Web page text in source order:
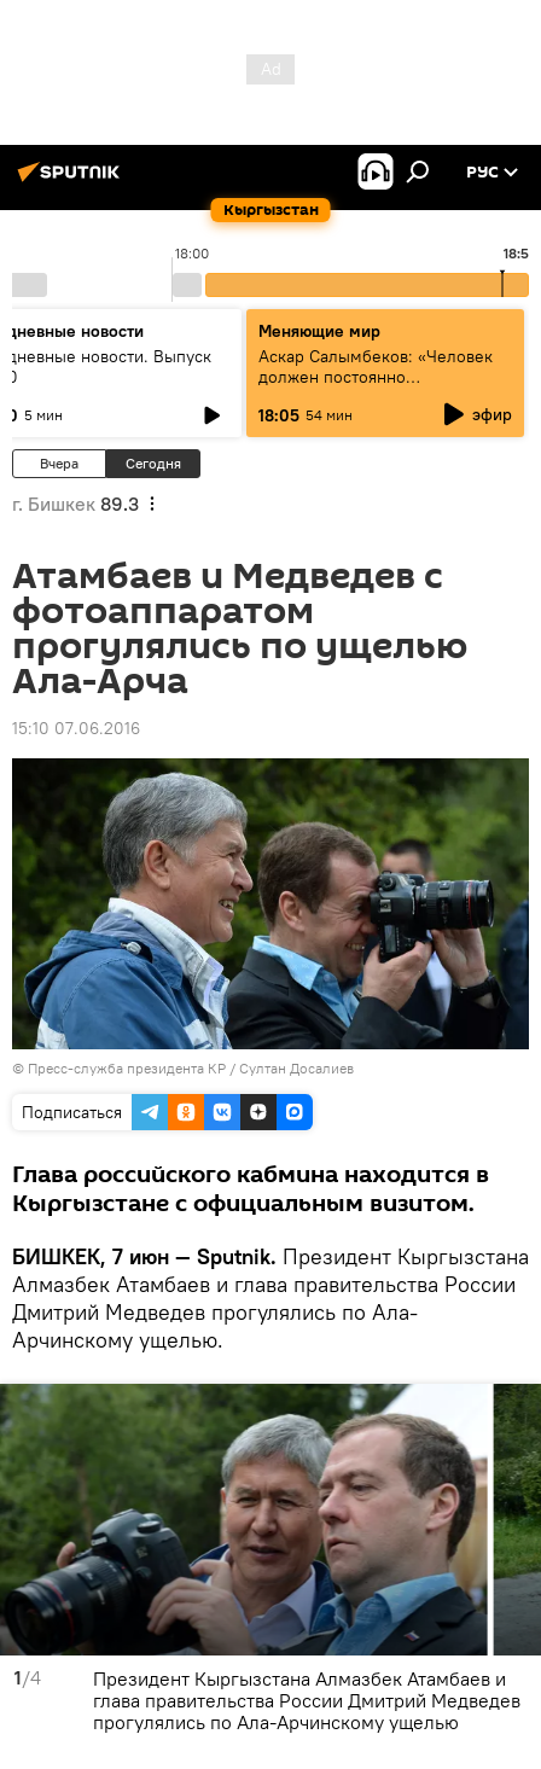
Кыргызстан
РУС
18:00 18:54
новости
новости. Выпуск
5 мин
Меняющие мир
Аскар Салымбеков: «Человек
должен постоянно
18:05 54 мин эфир
Вчера Сегодня
г. Бишкек 89.3
Атамбаев и Медведев с
фотоаппаратом
прогулялись по ущелью
Ала-Арча
15:10 07.06.2016
© Пресс-служба президента КР / Султан Досалиев
Подписаться
Глава российского кабмина находится в
Кыргызстане с официальным визитом.
БИШКЕК, 7 июн — Sputnik. Президент Кыргызстана
Алмазбек Атамбаев и глава правительства России
Дмитрий Медведев прогулялись по Ала-
Арчинскому ущелью.
1/4
Президент Кыргызстана Алмазбек Атамбаев и
глава правительства России Дмитрий Медведев
прогулялись по Ала-Арчинскому ущелью